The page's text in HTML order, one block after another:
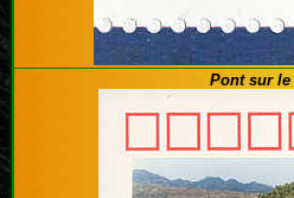
Pont sur le